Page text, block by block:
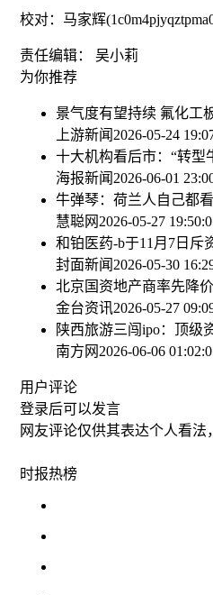
校对：马家辉
责任编辑： 吴小莉
为你推荐
景气度有望持续 氟化工
上游新闻 2026-05-24
十大机构看后市：“转型
海报新闻 2026-06-01
牛弹琴：荷兰人自己都
慧聪网 2026-05-27
和铂医药-b于11月7日斥
封面新闻 2026-05-30
北京国资地产商率先降
金台资讯2026-05-27
陕西旅游三闯ipo：顶级
南方网 2026-06-06
用户评论
登录后可以发言
网友评论仅供其表达个人看
时报热榜